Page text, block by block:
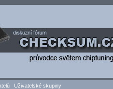
Uživatelské skupiny